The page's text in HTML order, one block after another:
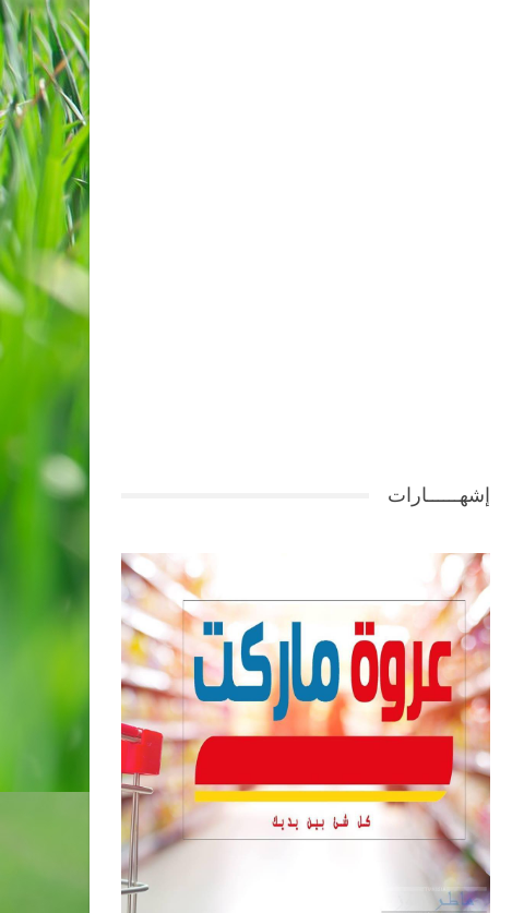
إشهــــــارات